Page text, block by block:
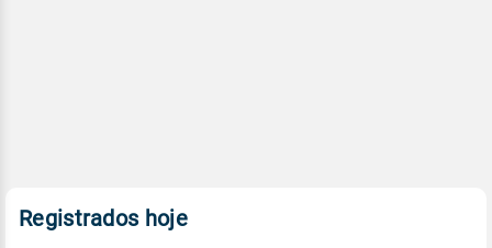
Registrados hoje